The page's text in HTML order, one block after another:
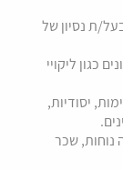
ת נסיון של
כגון ליקויי
יסודיות,
נוחות, שכר